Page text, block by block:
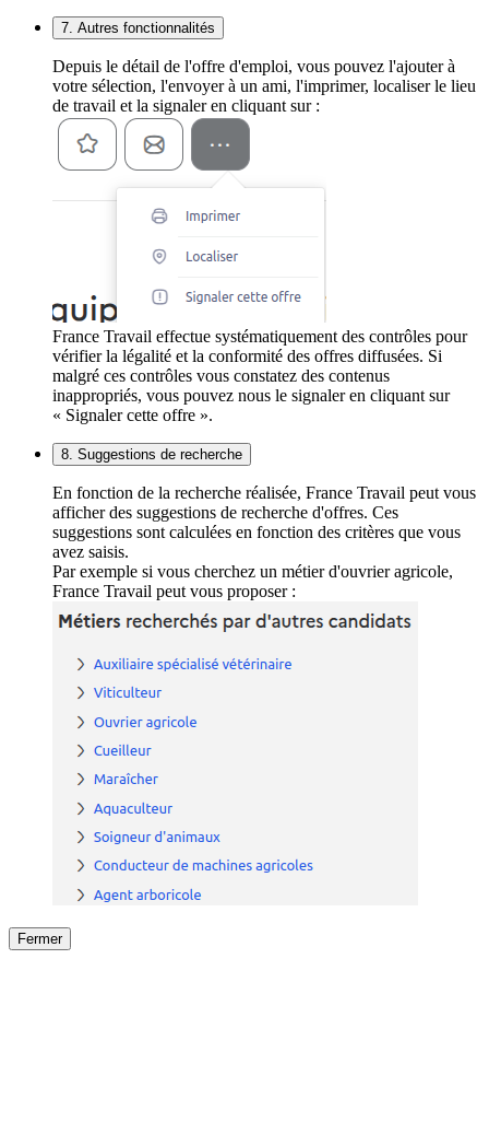
7. Autres fonctionnalités
Depuis le détail de l'offre d'emploi, vous pouvez l'ajouter à
votre sélection, l'envoyer à un ami, l'imprimer, localiser le lieu
de travail et la signaler en cliquant sur :
France Travail effectue systématiquement des contrôles pour
vérifier la légalité et la conformité des offres diffusées. Si
malgré ces contrôles vous constatez des contenus
inappropriés, vous pouvez nous le signaler en cliquant sur
« Signaler cette offre ».
8. Suggestions de recherche
En fonction de la recherche réalisée, France Travail peut vous
afficher des suggestions de recherche d'offres. Ces
suggestions sont calculées en fonction des critères que vous
avez saisis.
Par exemple si vous cherchez un métier d'ouvrier agricole,
France Travail peut vous proposer :
Fermer